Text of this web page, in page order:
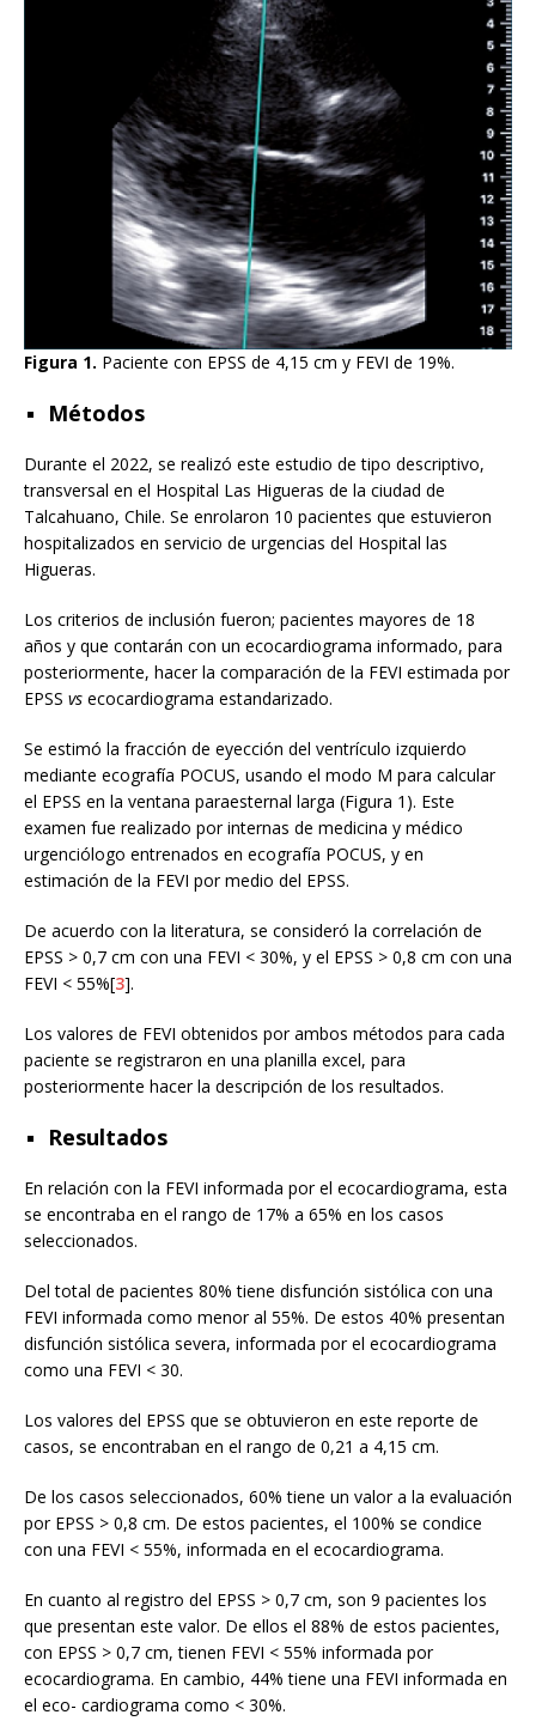
Figura 1. Paciente con EPSS de 4,15 cm y FEVI de 19%.
Métodos
Durante el 2022, se realizó este estudio de tipo descriptivo,
transversal en el Hospital Las Higueras de la ciudad de
Talcahuano, Chile. Se enrolaron 10 pacientes que estuvieron
hospitalizados en servicio de urgencias del Hospital las
Higueras.
Los criterios de inclusión fueron; pacientes mayores de 18
años y que contarán con un ecocardiograma informado, para
posteriormente, hacer la comparación de la FEVI estimada por
EPSS vs ecocardiograma estandarizado.
Se estimó la fracción de eyección del ventrículo izquierdo
mediante ecografía POCUS, usando el modo M para calcular
el EPSS en la ventana paraesternal larga (Figura 1). Este
examen fue realizado por internas de medicina y médico
urgenciólogo entrenados en ecografía POCUS, y en
estimación de la FEVI por medio del EPSS.
De acuerdo con la literatura, se consideró la correlación de
EPSS > 0,7 cm con una FEVI < 30%, y el EPSS > 0,8 cm con una
FEVI < 55%[3].
Los valores de FEVI obtenidos por ambos métodos para cada
paciente se registraron en una planilla excel, para
posteriormente hacer la descripción de los resultados.
Resultados
En relación con la FEVI informada por el ecocardiograma, esta
se encontraba en el rango de 17% a 65% en los casos
seleccionados.
Del total de pacientes 80% tiene disfunción sistólica con una
FEVI informada como menor al 55%. De estos 40% presentan
disfunción sistólica severa, informada por el ecocardiograma
como una FEVI < 30.
Los valores del EPSS que se obtuvieron en este reporte de
casos, se encontraban en el rango de 0,21 a 4,15 cm.
De los casos seleccionados, 60% tiene un valor a la evaluación
por EPSS > 0,8 cm. De estos pacientes, el 100% se condice
con una FEVI < 55%, informada en el ecocardiograma.
En cuanto al registro del EPSS > 0,7 cm, son 9 pacientes los
que presentan este valor. De ellos el 88% de estos pacientes,
con EPSS > 0,7 cm, tienen FEVI < 55% informada por
ecocardiograma. En cambio, 44% tiene una FEVI informada en
el eco- cardiograma como < 30%.